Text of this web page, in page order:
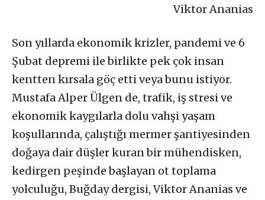
Viktor Ananias
Son yıllarda ekonomik krizler, pandemi ve 6
Şubat depremi ile birlikte pek çok insan
kentten kırsala göç etti veya bunu istiyor.
Mustafa Alper Ülgen de, trafik, iş stresi ve
ekonomik kaygılarla dolu vahşi yaşam
koşullarında, çalıştığı mermer şantiyesinden
doğaya dair düşler kuran bir mühendisken,
kedirgen peşinde başlayan ot toplama
yolculuğu, Buğday dergisi, Viktor Ananias ve